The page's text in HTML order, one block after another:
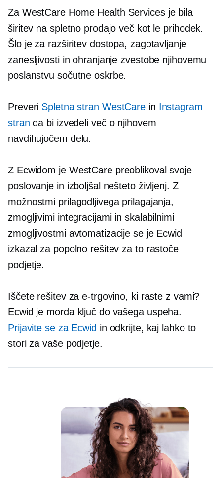
Za WestCare Home Health Services je bila
širitev na spletno prodajo več kot le prihodek.
Šlo je za razširitev dostopa, zagotavljanje
zanesljivosti in ohranjanje zvestobe njihovemu
poslanstvu sočutne oskrbe.
Preveri Spletna stran WestCare in Instagram
stran da bi izvedeli več o njihovem
navdihujočem delu.
Z Ecwidom je WestCare preoblikoval svoje
poslovanje in izboljšal nešteto življenj. Z
možnostmi prilagodljivega prilagajanja,
zmogljivimi integracijami in skalabilnimi
zmogljivostmi avtomatizacije se je Ecwid
izkazal za popolno rešitev za to rastoče
podjetje.
Iščete rešitev za e-trgovino, ki raste z vami?
Ecwid je morda ključ do vašega uspeha.
Prijavite se za Ecwid in odkrijte, kaj lahko to
stori za vaše podjetje.